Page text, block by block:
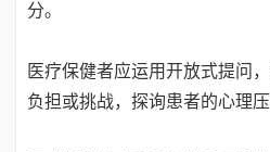
分。
医疗保健者应运用开放式提问
负担或挑战，探询患者的心理压